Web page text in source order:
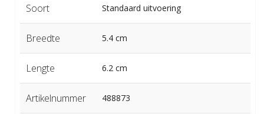
Soort Standaard uitvoering
Breedte 5.4 cm
Lengte 6.2 cm
Artikelnummer 488873